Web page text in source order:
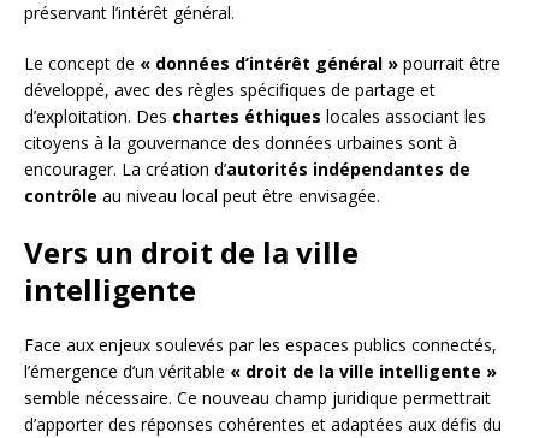
préservant l’intérêt général.
Le concept de « données d’intérêt général » pourrait être
développé, avec des règles spécifiques de partage et
d’exploitation. Des chartes éthiques locales associant les
citoyens à la gouvernance des données urbaines sont à
encourager. La création d’autorités indépendantes de
contrôle au niveau local peut être envisagée.
Vers un droit de la ville
intelligente
Face aux enjeux soulevés par les espaces publics connectés,
l’émergence d’un véritable « droit de la ville intelligente »
semble nécessaire. Ce nouveau champ juridique permettrait
d’apporter des réponses cohérentes et adaptées aux défis du